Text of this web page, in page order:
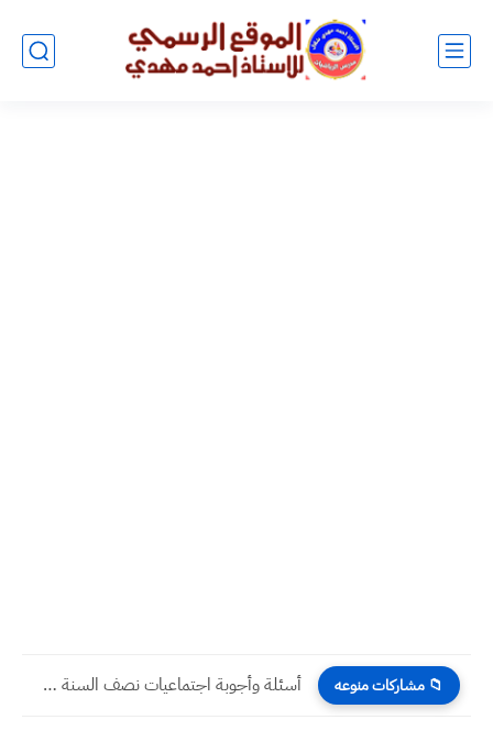
📁 مشاركات منوعه أسئلة وأجوبة اجتماعيات نصف السنة 2026 للصف اول متوسط مع...